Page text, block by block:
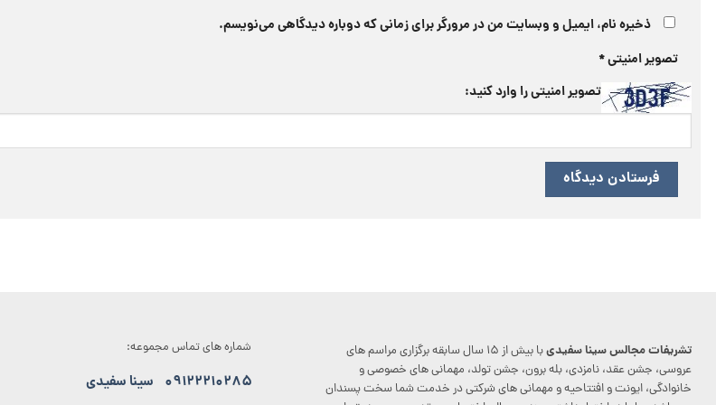
ذخیره نام، ایمیل و وبسایت من در مرورگر برای زمانی که دوباره دیدگاهی می‌نویسم.
تصویر امنیتی*
تصویر امنیتی را وارد کنید:
تشریفات مجالس سینا سفیدی
با بیش از ۱۵ سال سابقه برگزاری مراسم های
عروسی، جشن عقد، نامزدی، بله برون، جشن تولد، مهمانی های خصوصی و
خانوادگی، ایونت و افتتاحیه و مهمانی های شرکتی در خدمت شما سخت پسندان
شماره های تماس مجموعه:
۰۹۱۲۲۲۱۰۲۸۵ سینا سفیدی